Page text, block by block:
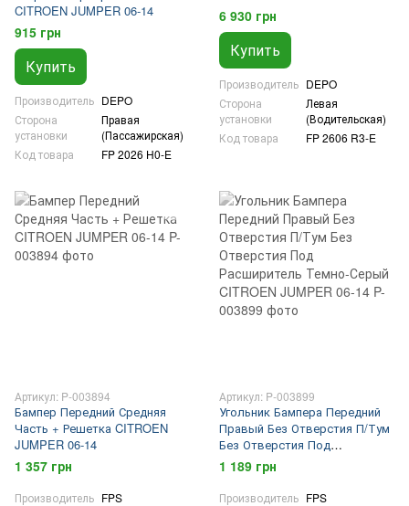
CITROEN JUMPER 06-14
915 грн
Купить
Производитель DEPO
Сторона
установки
Правая
(Пассажирская)
Код товара
FP 2026 H0-E
6 930 грн
Купить
Производитель DEPO
Сторона
установки
Левая
(Водительская)
Код товара
FP 2606 R3-E
Артикул: P-003894
Бампер Передний Средняя
Часть + Решетка CITROEN
JUMPER 06-14
1 357 грн
Производитель FPS
Артикул: P-003899
Угольник Бампера Передний
Правый Без Отверстия П/Тум
Без Отверстия Под
Расширитель Темно-Серый
CITROEN JUMPER 06-14
1 189 грн
Производитель FPS